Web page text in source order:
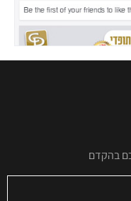
בהקדם